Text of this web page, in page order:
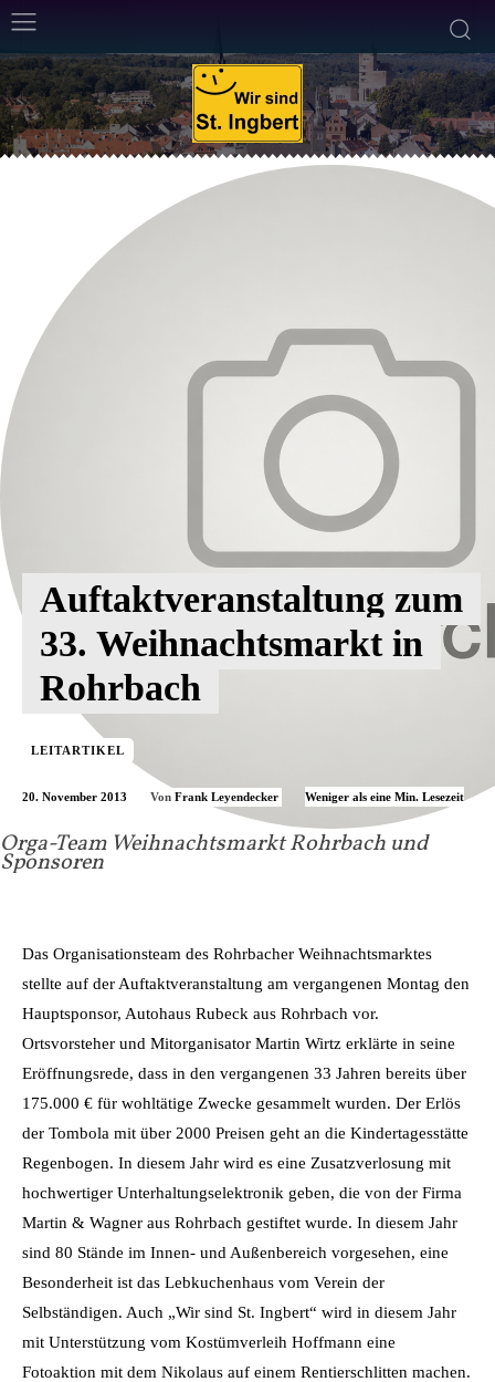
Orga-Team Weihnachtsmarkt Rohrbach und
Sponsoren
Auftaktveranstaltung zum
33. Weihnachtsmarkt in
Rohrbach
LEITARTIKEL
20. November 2013 Von Frank Leyendecker Weniger als eine Min. Lesezeit
Das Organisationsteam des Rohrbacher Weihnachtsmarktes
stellte auf der Auftaktveranstaltung am vergangenen Montag den
Hauptsponsor, Autohaus Rubeck aus Rohrbach vor.
Ortsvorsteher und Mitorganisator Martin Wirtz erklärte in seine
Eröffnungsrede, dass in den vergangenen 33 Jahren bereits über
175.000 € für wohltätige Zwecke gesammelt wurden. Der Erlös
der Tombola mit über 2000 Preisen geht an die Kindertagesstätte
Regenbogen. In diesem Jahr wird es eine Zusatzverlosung mit
hochwertiger Unterhaltungselektronik geben, die von der Firma
Martin & Wagner aus Rohrbach gestiftet wurde. In diesem Jahr
sind 80 Stände im Innen- und Außenbereich vorgesehen, eine
Besonderheit ist das Lebkuchenhaus vom Verein der
Selbständigen. Auch „Wir sind St. Ingbert“ wird in diesem Jahr
mit Unterstützung vom Kostümverleih Hoffmann eine
Fotoaktion mit dem Nikolaus auf einem Rentierschlitten machen.